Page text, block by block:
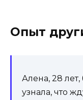
Опыт
Алена, 28
узнала, что